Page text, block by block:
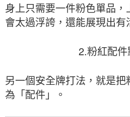
身上只需要一件粉色單品
會太過浮誇，還能展現出有
2.粉紅配件
另一個安全牌打法，就是
為「配件」。